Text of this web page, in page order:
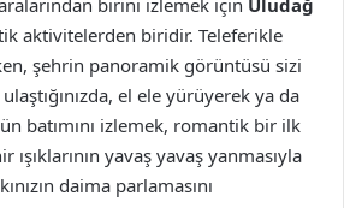
birini izlemek için Uludağ
aktivitelerden biridir. Teleferikle
şehrin panoramik görüntüsü sizi
el ele yürüyerek ya da
batımını izlemek, romantik bir ilk
yavaş yavaş yanmasıyla
daima parlamasını